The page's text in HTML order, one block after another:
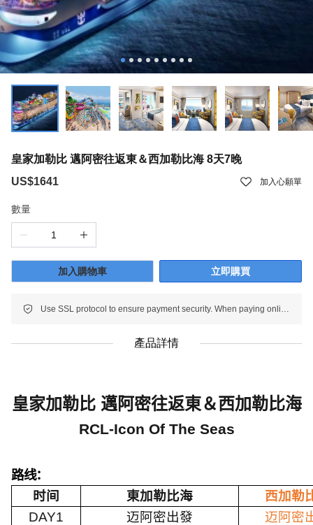
皇家加勒比 邁阿密往返東＆西加勒比海 8天7晚
US$1641
加入心願單
數量
加入購物車 立即購買
Use SSL protocol to ensure payment security. When paying online, your payment information is protected.
產品詳情
皇家加勒比 邁阿密往返東＆西加勒比海
RCL-Icon Of The Seas
路线：
时间
東加勒比海
西加勒
DAY1
迈阿密出發
迈阿密